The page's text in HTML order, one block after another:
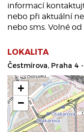
informací
nebo při aktuální
nebo sms. Volné od
LOKALITA
Čestmírova, Praha 4
+
−